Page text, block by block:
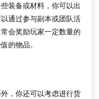
装备或材料，你可以出
通过参与副本或团队活
会奖励玩家一定数量的
的物品。
，你还可以考虑进行货